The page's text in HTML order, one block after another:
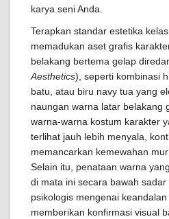
karya seni Anda.
Terapkan standar estetika
memadukan aset grafis
belakang bertema gelap
Aesthetics), seperti kombinasi
batu, atau biru navy tua yang
naungan warna latar belakang
warna-warna kostum karakter
terlihat jauh lebih menyala,
memancarkan kemewahan
Selain itu, penataan warna
di mata ini secara bawah
psikologis mengenai keandalan
memberikan konfirmasi visual